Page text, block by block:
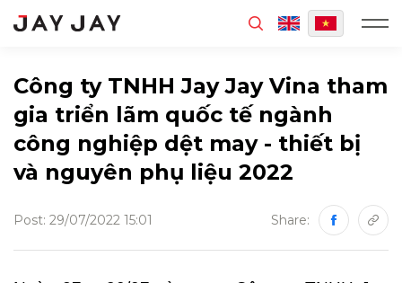
MENU
Công ty TNHH Jay Jay Vina tham
gia triển lãm quốc tế ngành
công nghiệp dệt may - thiết bị
và nguyên phụ liệu 2022
Post: 29/07/2022 15:01 Share: